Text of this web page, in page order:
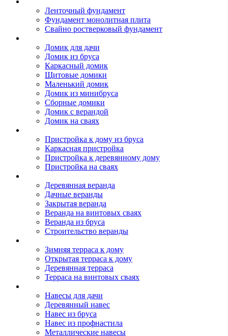
Ленточный фундамент
Фундамент монолитная плита
Свайно ростверковый фундамент
Домик для дачи
Домик из бруса
Каркасный домик
Щитовые домики
Маленький домик
Домик из минибруса
Сборные домики
Домик с верандой
Домик на сваях
Пристройка к дому из бруса
Каркасная пристройка
Пристройка к деревянному дому
Пристройка на сваях
Деревянная веранда
Дачные веранды
Закрытая веранда
Веранда на винтовых сваях
Веранда из бруса
Строительство веранды
Зимняя терраса к дому
Открытая терраса к дому
Деревянная терраса
Терраса на винтовых сваях
Навесы для дачи
Деревянный навес
Навес из бруса
Навес из профнастила
Металлические навесы